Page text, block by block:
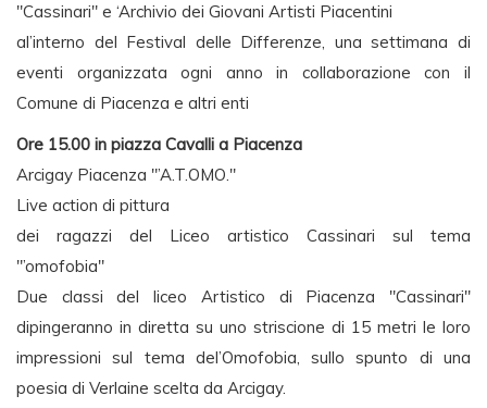
"Cassinari" e ‘Archivio dei Giovani Artisti Piacentini
al’interno del Festival delle Differenze, una settimana di
eventi organizzata ogni anno in collaborazione con il
Comune di Piacenza e altri enti
Ore 15.00 in piazza Cavalli a Piacenza
Arcigay Piacenza "’A.T.OMO."
Live action di pittura
dei ragazzi del Liceo artistico Cassinari sul tema
"’omofobia"
Due classi del liceo Artistico di Piacenza "Cassinari"
dipingeranno in diretta su uno striscione di 15 metri le loro
impressioni sul tema del’Omofobia, sullo spunto di una
poesia di Verlaine scelta da Arcigay.